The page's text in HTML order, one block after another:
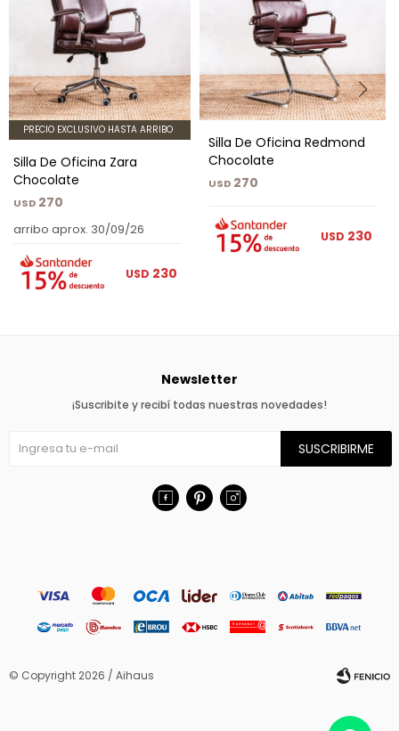
PRECIO EXCLUSIVO HASTA ARRIBO
Silla De Oficina Zara
Chocolate
USD 270
arribo aprox. 30/09/26
USD 230
Silla De Oficina Redmond
Chocolate
USD 270
USD 230
Newsletter
¡Suscribite y recibí todas nuestras novedades!
SUSCRIBIRME
  
© Copyright 2026 / Aihaus